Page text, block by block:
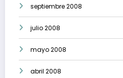
septiembre 2008
julio 2008
mayo 2008
abril 2008